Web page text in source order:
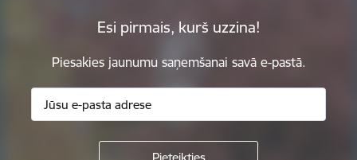
Esi pirmais, kurš uzzina!
Piesakies jaunumu saņemšanai savā e-pastā.